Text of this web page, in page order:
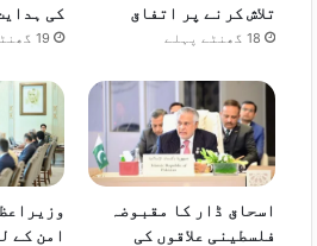
تلاش کرنے پر اتفاق
18 گھنٹے پہلے
کی
19 گھنٹے پہلے
اسحاق ڈار کا مقبوضہ
فلسطینی علاقوں کی
امن کے